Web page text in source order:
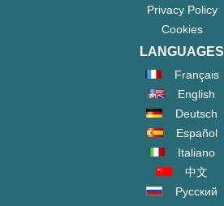
Privacy Policy
Cookies
LANGUAGES
Français
English
Deutsch
Español
Italiano
中文
Русский